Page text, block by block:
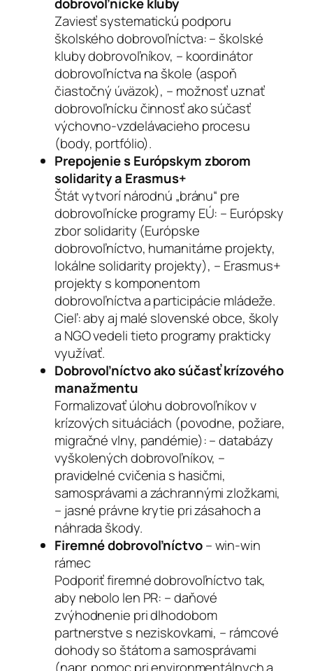
Zaviesť systematickú podporu
školského dobrovoľníctva: – školské
kluby dobrovoľníkov, – koordinátor
dobrovoľníctva na škole (aspoň
čiastočný úväzok), – možnosť uznať
dobrovoľnícku činnosť ako súčasť
výchovno-vzdelávacieho procesu
(body, portfólio).
Prepojenie s Európskym zborom
solidarity a Erasmus+
Štát vytvorí národnú „bránu“ pre
dobrovoľnícke programy EÚ: – Európsky
zbor solidarity (Európske
dobrovoľníctvo, humanitárne projekty,
lokálne solidarity projekty), – Erasmus+
projekty s komponentom
dobrovoľníctva a participácie mládeže.
Cieľ: aby aj malé slovenské obce, školy
a NGO vedeli tieto programy prakticky
využívať.
Dobrovoľníctvo ako súčasť krízového
manažmentu
Formalizovať úlohu dobrovoľníkov v
krízových situáciách (povodne, požiare,
migračné vlny, pandémie): – databázy
vyškolených dobrovoľníkov, –
pravidelné cvičenia s hasičmi,
samosprávami a záchrannými zložkami,
– jasné právne krytie pri zásahoch a
náhrada škody.
Firemné dobrovoľníctvo– win-win
rámec
Podporiť firemné dobrovoľníctvo tak,
aby nebolo len PR: – daňové
zvýhodnenie pri dlhodobom
partnerstve s neziskovkami, – rámcové
dohody so štátom a samosprávami